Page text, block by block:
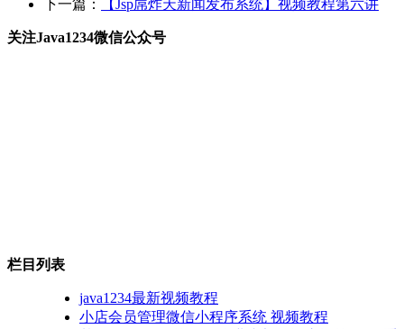
下一篇： 【Jsp屌炸天新闻发布系统】视频教程第六讲
关注Java1234微信公众号
栏目列表
java1234最新视频教程
小店会员管理微信小程序系统 视频教程